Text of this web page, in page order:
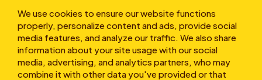
We use cookies to ensure our website functions
properly, personalize content and ads, provide social
media features, and analyze our traffic. We also share
information about your site usage with our social
media, advertising, and analytics partners, who may
combine it with other data you've provided or that
Sobre nosotros